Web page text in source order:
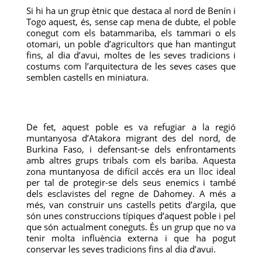
Si hi ha un grup ètnic que destaca al nord de Benín i
Togo aquest, és, sense cap mena de dubte, el poble
conegut com els batammariba, els tammari o els
otomari, un poble d’agricultors que han mantingut
fins, al dia d’avui, moltes de les seves tradicions i
costums com l’arquitectura de les seves cases que
semblen castells en miniatura.
De fet, aquest poble es va refugiar a la regió
muntanyosa d’Atakora migrant des del nord, de
Burkina Faso, i defensant-se dels enfrontaments
amb altres grups tribals com els bariba. Aquesta
zona muntanyosa de difícil accés era un lloc ideal
per tal de protegir-se dels seus enemics i també
dels esclavistes del regne de Dahomey. A més a
més, van construir uns castells petits d’argila, que
són unes construccions típiques d’aquest poble i pel
que són actualment coneguts. És un grup que no va
tenir molta influència externa i que ha pogut
conservar les seves tradicions fins al dia d’avui.